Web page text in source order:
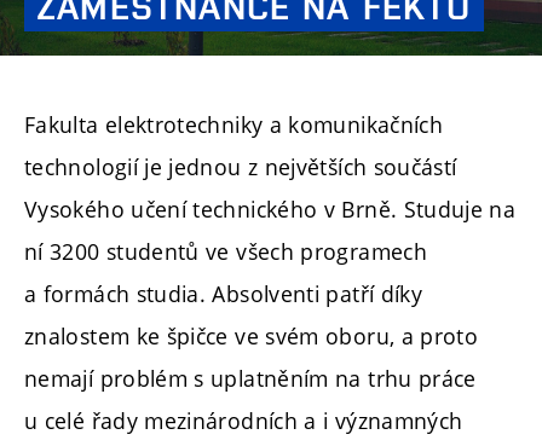
Fakulta elektrotechniky a komunikačních
technologií je jednou z největších součástí
Vysokého učení technického v Brně. Studuje na
ní 3200 studentů ve všech programech
a formách studia. Absolventi patří díky
znalostem ke špičce ve svém oboru, a proto
nemají problém s uplatněním na trhu práce
u celé řady mezinárodních a i významných